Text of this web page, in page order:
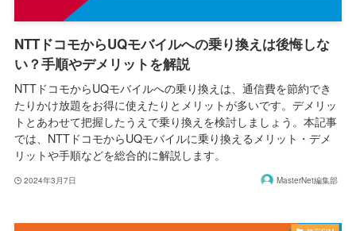
NTTドコモからUQモバイルへの乗り換えは後悔しな
い？手順やデメリットを解説
NTTドコモからUQモバイルへの乗り換えは、通信費を節約でき
たりかけ放題をお得に使えたりとメリットが多いです。デメリッ
トとあわせて把握したうえで乗り換えを検討しましょう。本記事
では、NTTドコモからUQモバイルに乗り換えるメリット・デメ
リットや手順などを総合的に解説します。
2024年3月7日 MasterNet編集部